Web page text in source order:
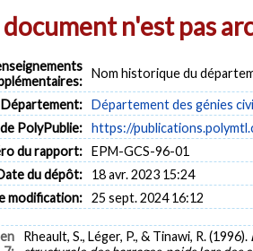
document n'est pas
Nom historique du
Département: Département des génies
PolyPublie: https://
du rapport: EPM-GCS-96-01
du dépôt:
18 avr. 2023 15:24
modification: 25 sept. 2024 16:12
Rheault, S., Léger, P., & Tinawi, R. (1996).